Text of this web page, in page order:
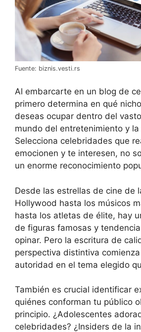
Fuente: biznis.vesti.rs
Al embarcarte en un blog de
primero determina en qué
deseas ocupar dentro del
mundo del entretenimiento y
Selecciona celebridades que
emocionen y te interesen, no
un enorme reconocimiento
Desde las estrellas de cine de
Hollywood hasta los músicos
hasta los atletas de élite, hay
de figuras famosas y
opinar. Pero la escritura de
perspectiva distintiva
autoridad en el tema elegido
También es crucial identificar
quiénes conforman tu público
principio. ¿Adolescentes
celebridades? ¿Insiders de la